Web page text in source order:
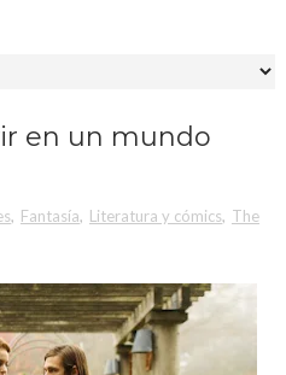
en un mundo
, Fantasía, Literatura y cómics, The